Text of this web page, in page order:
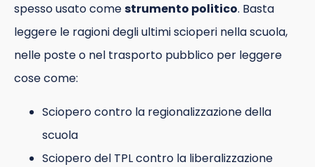
spesso usato comestrumento politico. Basta
leggere le ragioni degli ultimi scioperi nella scuola,
nelle poste o nel trasporto pubblico per leggere
cose come:
Sciopero contro la regionalizzazione della
scuola
Sciopero del TPL contro la liberalizzazione